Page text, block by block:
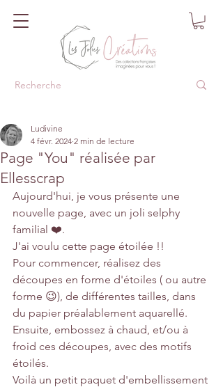
Page "You" réalisée par
Ellesscrap
Ludivine
4 févr. 2024 2 min de lecture
Aujourd'hui, je vous présente une
nouvelle page, avec un joli selphy
familial ❤️.
J'ai voulu cette page étoilée !!
Pour commencer, réalisez des
découpes en forme d'étoiles ( ou autre
forme 😉), de différentes tailles, dans
du papier préalablement aquarellé.
Ensuite, embossez à chaud, et/ou à
froid ces découpes, avec des motifs
étoilés.
Voilà un petit paquet d'embellissement